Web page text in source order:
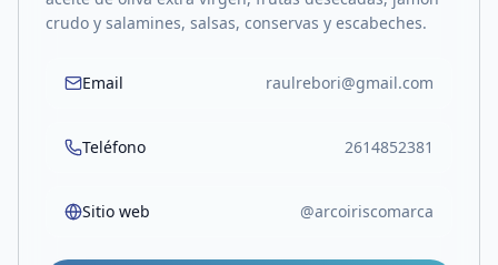
crudo y salamines, salsas, conservas y escabeches.
Email raulrebori@gmail.com
Teléfono 2614852381
Sitio web @arcoiriscomarca